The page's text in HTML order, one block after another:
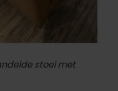
stoel met